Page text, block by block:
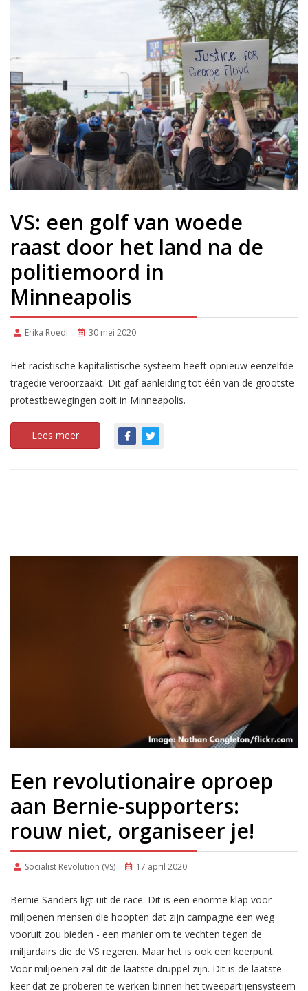
VS: een golf van woede
raast door het land na de
politiemoord in
Minneapolis
Erika Roedl 30 mei 2020
Het racistische kapitalistische systeem heeft opnieuw eenzelfde
tragedie veroorzaakt. Dit gaf aanleiding tot één van de grootste
protestbewegingen ooit in Minneapolis.
Lees meer
Een revolutionaire oproep
aan Bernie-supporters:
rouw niet, organiseer je!
Socialist Revolution (VS) 17 april 2020
Bernie Sanders ligt uit de race. Dit is een enorme klap voor
miljoenen mensen die hoopten dat zijn campagne een weg
vooruit zou bieden - een manier om te vechten tegen de
miljardairs die de VS regeren. Maar het is ook een keerpunt.
Voor miljoenen zal dit de laatste druppel zijn. Dit is de laatste
keer dat ze proberen te werken binnen het tweepartijensysteem